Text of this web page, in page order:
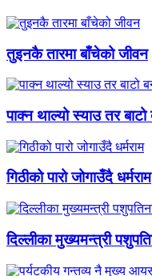
तुइनकै तारमा बाँचेको जीवन
पाक्न थाल्यो स्याउ तर बाटो
गिठीको पारो जोगाउँदै धर्मराम
दिल्लीका मुख्यमन्त्री